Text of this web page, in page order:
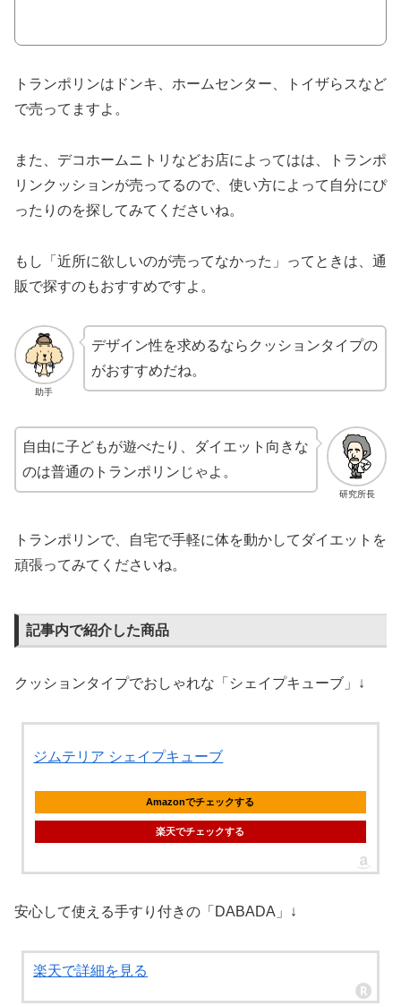
トランポリンはドンキ、ホームセンター、トイザらスなど
で売ってますよ。
また、デコホームニトリなどお店によってはは、トランポ
リンクッションが売ってるので、使い方によって自分にぴ
ったりのを探してみてくださいね。
もし「近所に欲しいのが売ってなかった」ってときは、通
販で探すのもおすすめですよ。
助手
デザイン性を求めるならクッションタイプの
がおすすめだね。
研究所長
自由に子どもが遊べたり、ダイエット向きな
のは普通のトランポリンじゃよ。
トランポリンで、自宅で手軽に体を動かしてダイエットを
頑張ってみてくださいね。
記事内で紹介した商品
クッションタイプでおしゃれな「シェイプキューブ」↓
ジムテリア シェイプキューブ
Amazonでチェックする
楽天でチェックする
安心して使える手すり付きの「DABADA」↓
楽天で詳細を見る